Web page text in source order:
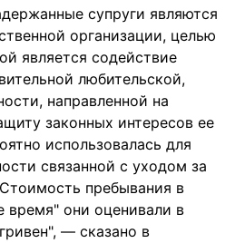
супруги являются
организации, целью
является содействие
любительской,
направленной на
законных интересов ее
использовалась для
связанной с уходом за
пребывания в
время" они оценивали в
— сказано в